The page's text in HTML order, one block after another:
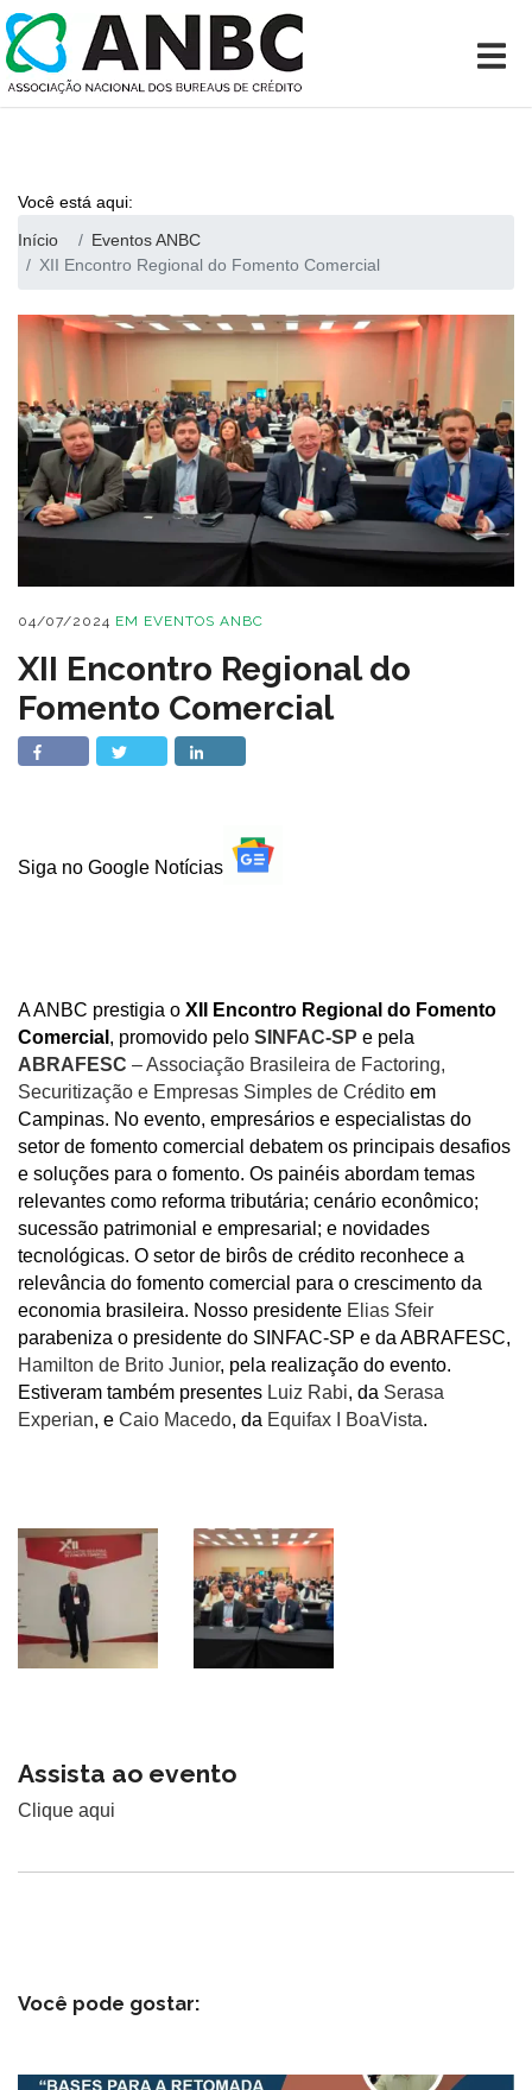
Você está aqui:
Início
Eventos ANBC
XII Encontro Regional do Fomento Comercial
04/07/2024 EM EVENTOS ANBC
XII Encontro Regional do
Fomento Comercial
Siga no Google Notícias
A ANBC prestigia o XII Encontro Regional do Fomento
Comercial , promovido pelo SINFAC-SP e pela
ABRAFESC – Associação Brasileira de Factoring,
Securitização e Empresas Simples de Crédito em
Campinas. No evento, empresários e especialistas do
setor de fomento comercial debatem os principais desafios
e soluções para o fomento. Os painéis abordam temas
relevantes como reforma tributária; cenário econômico;
sucessão patrimonial e empresarial; e novidades
tecnológicas. O setor de birôs de crédito reconhece a
relevância do fomento comercial para o crescimento da
economia brasileira. Nosso presidente Elias Sfeir
parabeniza o presidente do SINFAC-SP e da ABRAFESC,
Hamilton de Brito Junior, pela realização do evento.
Estiveram também presentes Luiz Rabi, da Serasa
Experian, e Caio Macedo, da Equifax I BoaVista.
Assista ao evento
Clique aqui
Você pode gostar: